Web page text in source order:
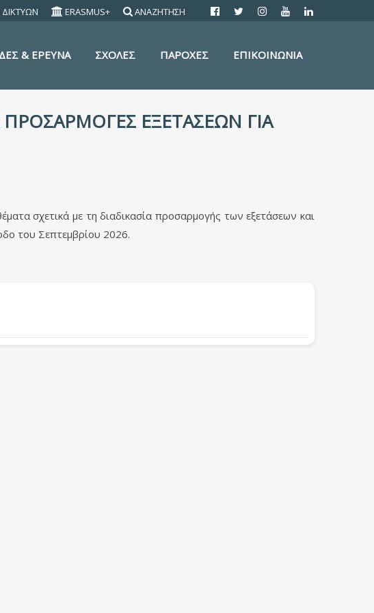
ERASMUS+ ΑΝΑΖΗΤΗΣΗ
& ΕΡΕΥΝΑ ΣΧΟΛΕΣ ΠΑΡΟΧΕΣ ΕΠΙΚΟΙΝΩΝΙΑ
ΠΡΟΣΑΡΜΟΓΕΣ ΕΞΕΤΑΣΕΩΝ ΓΙΑ
σχετικά με τη διαδικασία προσαρμογής των εξετάσεων και
του Σεπτεμβρίου 2026.